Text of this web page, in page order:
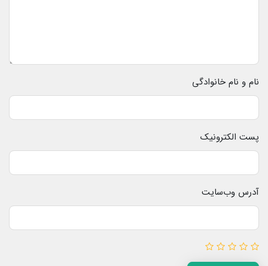
نام و نام خانوادگی
پست الکترونیک
آدرس وب‌سایت